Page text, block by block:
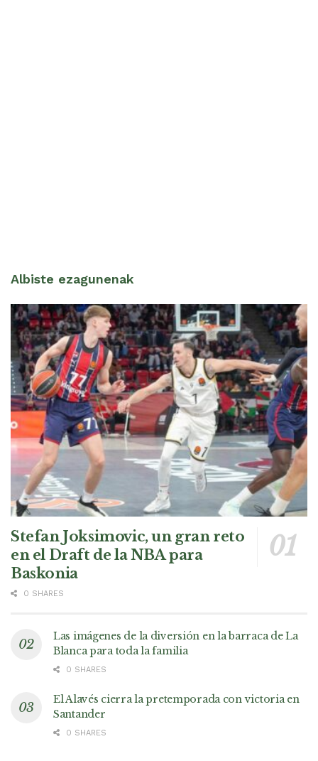
Albiste ezagunenak
Stefan Joksimovic, un gran reto
en el Draft de la NBA para
Baskonia
0 SHARES
Las imágenes de la diversión en la barraca de La
Blanca para toda la familia
0 SHARES
El Alavés cierra la pretemporada con victoria en
Santander
0 SHARES